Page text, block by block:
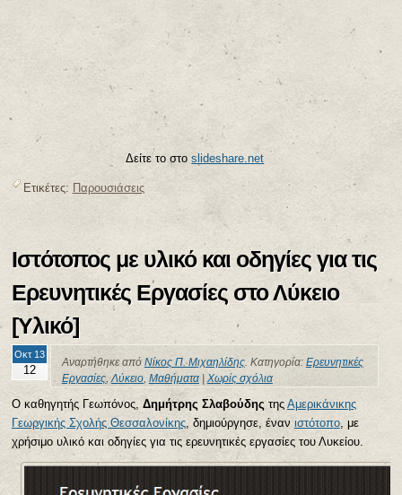
Δείτε το στοslideshare.net
Ετικέτες: Παρουσιάσεις
Ιστότοπος με υλικό και οδηγίες για τις
Ερευνητικές Εργασίες στο Λύκειο
[Υλικό]
Οκτ 13
12
Αναρτήθηκε από Νίκος Π. Μιχαηλίδης. Κατηγορία: Ερευνητικές
Εργασίες,Λύκειο, Μαθήματα| Χωρίς σχόλια
Ο καθηγητής Γεωπόνος, Δημήτρης Σλαβούδης της Αμερικάνικης
Γεωργικής Σχολής Θεσσαλονίκης, δημιούργησε, έναν ιστότοπο, με
χρήσιμο υλικό και οδηγίες για τις ερευνητικές εργασίες του Λυκείου.